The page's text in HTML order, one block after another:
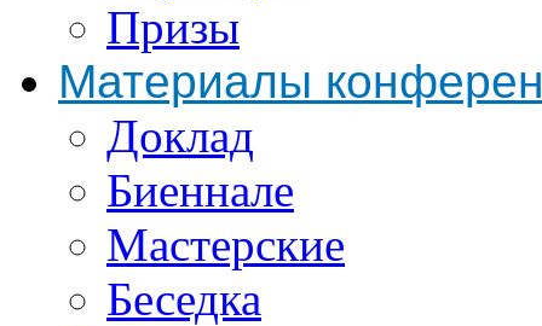
Призы
Материалы
Доклад
Биеннале
Мастерские
Беседка